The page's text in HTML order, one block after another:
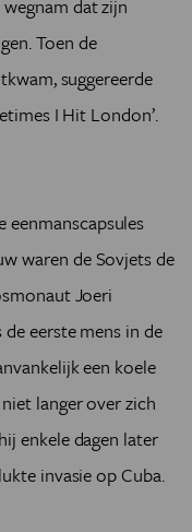
dat zijn
Toen de
suggereerde
I Hit London’.
eenmanscapsules
waren de Sovjets de
Joeri
eerste mens in de
een koele
langer over zich
enkele dagen later
invasie op Cuba.